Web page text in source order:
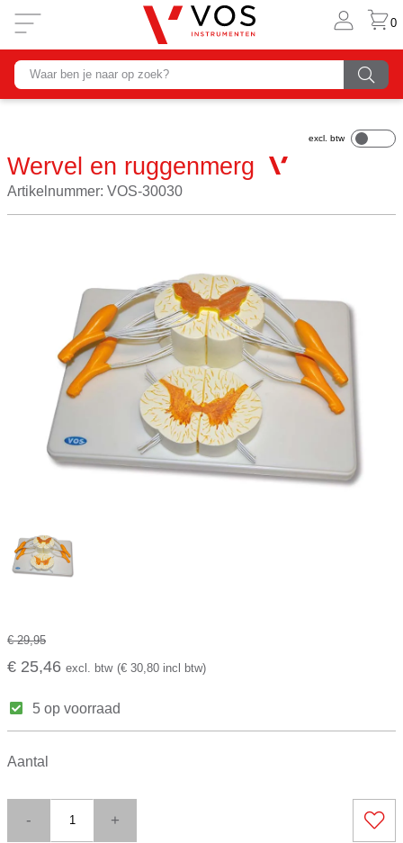
0
Wervel en ruggenmerg
Artikelnummer: VOS-30030
€ 29,95
€ 25,46 excl. btw (€ 30,80 incl btw)
5 op voorraad
Aantal
- +